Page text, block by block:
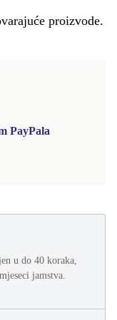
proizvode.
PayPala
u do 40 koraka,
jamstva.